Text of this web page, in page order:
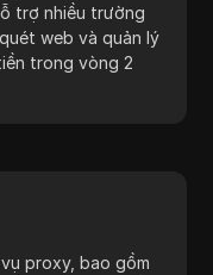
trợ nhiều trường
web và quản lý
trong vòng 2
proxy, bao gồm